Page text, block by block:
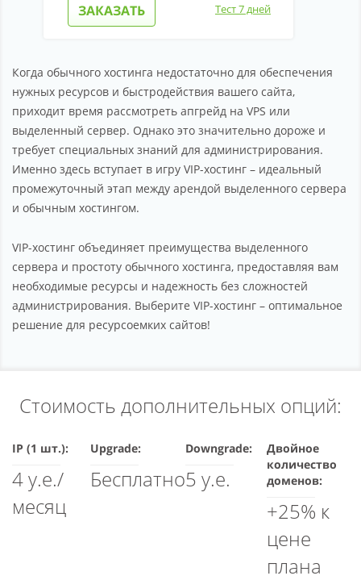
ЗАКАЗАТЬ Тест 7 дней
Когда обычного хостинга недостаточно для обеспечения
нужных ресурсов и быстродействия вашего сайта,
приходит время рассмотреть апгрейд на VPS или
выделенный сервер. Однако это значительно дороже и
требует специальных знаний для администрирования.
Именно здесь вступает в игру VIP-хостинг – идеальный
промежуточный этап между арендой выделенного сервера
и обычным хостингом.
VIP-хостинг объединяет преимущества выделенного
сервера и простоту обычного хостинга, предоставляя вам
необходимые ресурсы и надежность без сложностей
администрирования. Выберите VIP-хостинг – оптимальное
решение для ресурсоемких сайтов!
Стоимость дополнительных опций:
IP (1 шт.):
4 у.е./
месяц
Upgrade:
Бесплатно
Downgrade:
5 у.е.
Двойное
количество
доменов:
+25% к
цене
плана